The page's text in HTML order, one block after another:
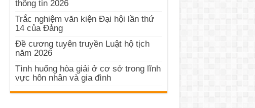
thông tin 2026
Trắc nghiệm văn kiện Đại hội lần thứ
14 của Đảng
Đề cương tuyên truyền Luật hộ tịch
năm 2026
Tình huống hòa giải ở cơ sở trong lĩnh
vực hôn nhân và gia đình